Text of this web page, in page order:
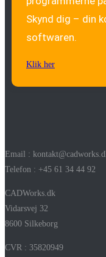
Skynd dig – din
softwaren.
Klik her
Email :
Telefon : +45 61 34 44 92
CADWorks.dk
Vidarsvej 32
8600 Silkeborg
CVR : 35820949